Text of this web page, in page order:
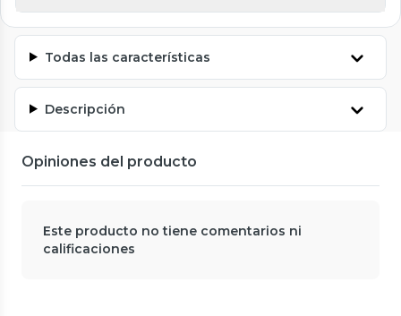
Todas las características
Descripción
Opiniones del producto
Este producto no tiene comentarios ni
calificaciones